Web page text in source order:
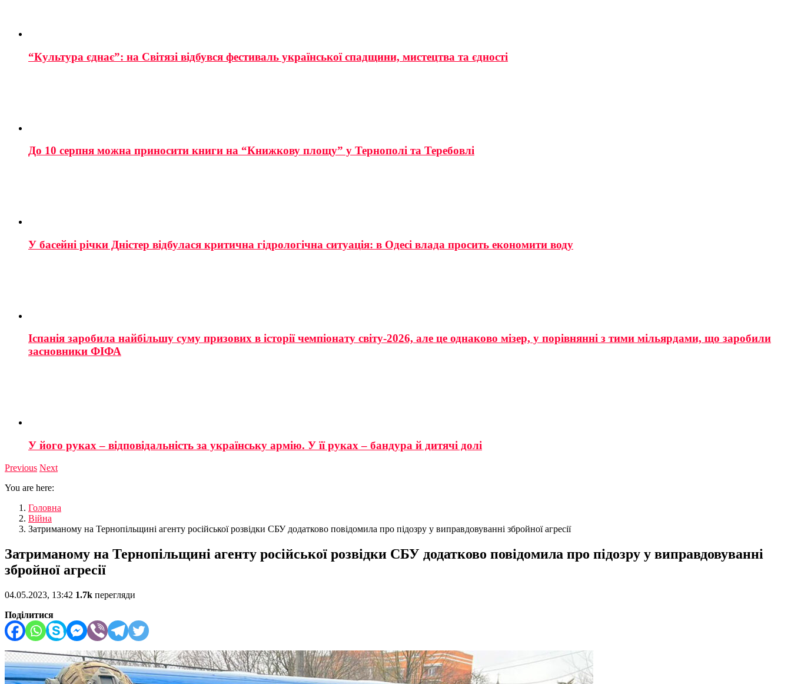
“Культура єднає”: на Світязі відбувся фестиваль української спадщини, мистецтва та єдності
До 10 серпня можна приносити книги на “Книжкову площу” у Тернополі та Теребовлі
У басейні річки Дністер відбулася критична гідрологічна ситуація: в Одесі влада просить економити воду
Іспанія заробила найбільшу суму призових в історії чемпіонату світу-2026, але це однаково мізер, у порівнянні з тими мільярдами, що заробили
засновники ФІФА
У його руках – відповідальність за українську армію. У її руках – бандура й дитячі долі
Previous Next
You are here:
Головна
Війна
Затриманому на Тернопільщині агенту російської розвідки СБУ додатково повідомила про підозру у виправдовуванні збройної агресії
Затриманому на Тернопільщині агенту російської розвідки СБУ додатково повідомила про підозру у виправдовуванні
збройної агресії
04.05.2023, 13:42 1.7k перегляди
Поділитися